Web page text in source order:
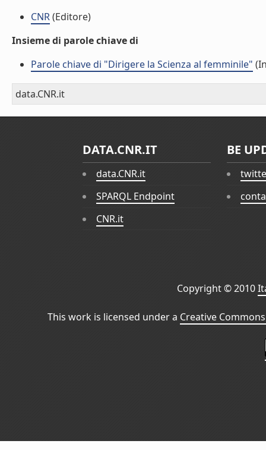
CNR(Editore)
Insieme di parole chiave di
Parole chiave di "Dirigere la Scienza al femminile"
data.CNR.it
DATA.CNR.IT
data.CNR.it
SPARQL Endpoint
CNR.it
BE
Copyright © 2010
This work is licensed under a Creative